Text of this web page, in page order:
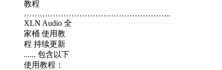
教程
………………………………………………..
XLN Audio 全
家桶 使用教
程 持续更新
...... 包含以下
使用教程：